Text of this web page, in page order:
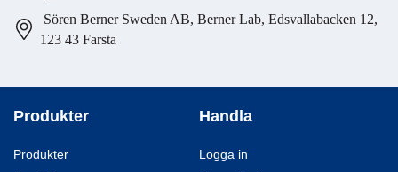
Sören Berner Sweden AB, Berner Lab, Edsvallabacken 12,
123 43 Farsta
Produkter
Produkter
Handla
Logga in